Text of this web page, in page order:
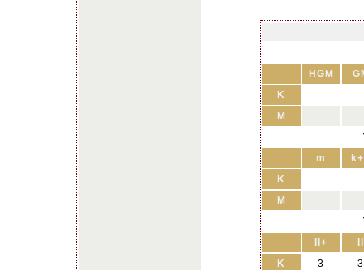
HGM
K
M
m
K
M
II+
K
3
3